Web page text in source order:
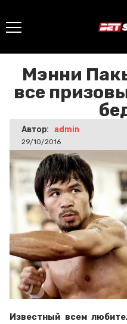
Мэнни
все
Автор: admin
29/10/2016
Известный всем